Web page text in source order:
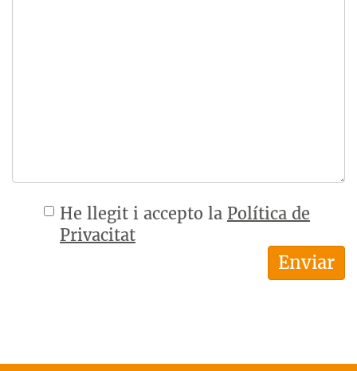
He llegit i accepto la Política de
Privacitat